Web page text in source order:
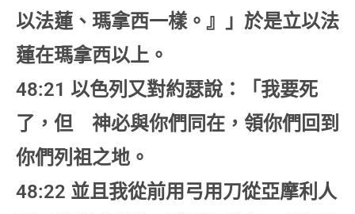
以法蓮、瑪拿西一樣。』」於是立以法
蓮在瑪拿西以上。
48:21 以色列又對約瑟說：「我要死
了，但 神必與你們同在，領你們回到
你們列祖之地。
48:22 並且我從前用弓用刀從亞摩利人